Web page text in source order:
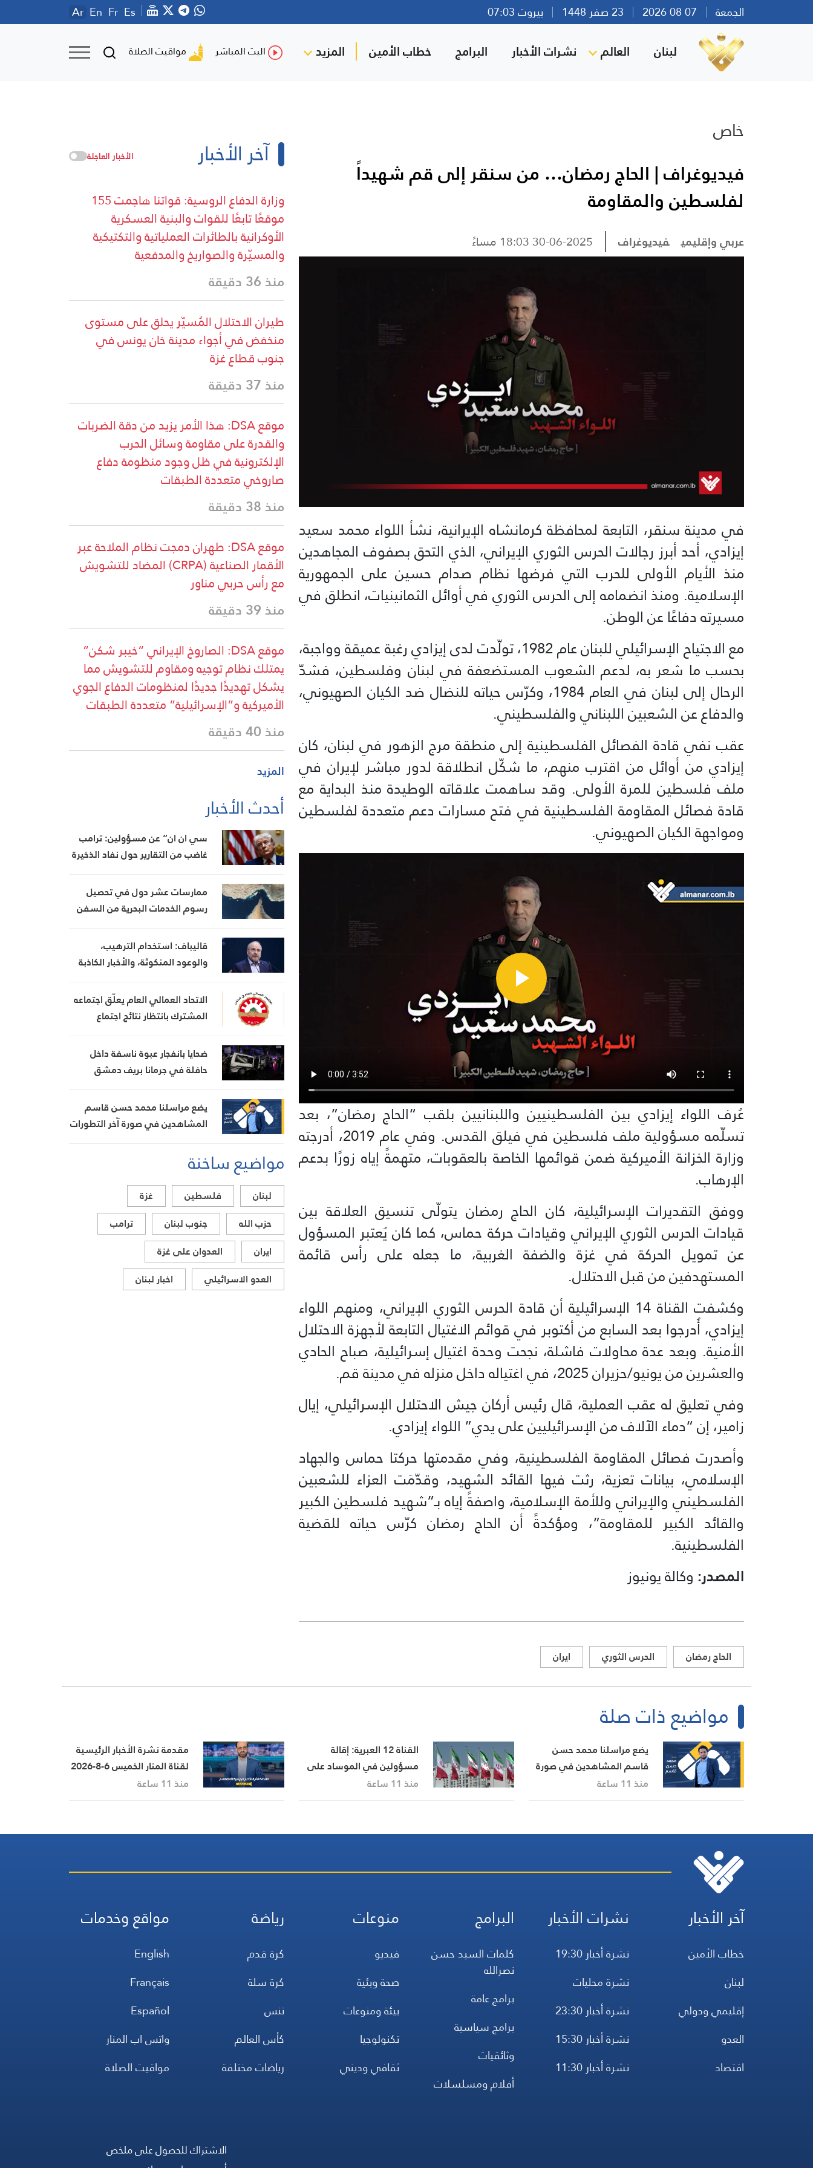
الجمعة بيروت 07:03 Ar En Fr Es
لبنان العالم نشرات الأخبار البرامج خطاب الأمين المزيد البث المباشر مواقيت الصلاة
خاص
فيديوغراف | الحاج رمضان… من سنقر إلى قم شهيداً
لفلسطين والمقاومة
عربي وإقليمي فيديوغراف 30-06-2025 18:03 مساءً
في مدينة سنقر، التابعة لمحافظة كرمانشاه الإيرانية، نشأ اللواء محمد سعيد
إيزادي، أحد أبرز رجالات الحرس الثوري الإيراني، الذي التحق بصفوف المجاهدين
منذ الأيام الأولى للحرب التي فرضها نظام صدام حسين على الجمهورية
الإسلامية. ومنذ انضمامه إلى الحرس الثوري في أوائل الثمانينيات، انطلق في
مسيرته دفاعًا عن الوطن.
مع الاجتياح الإسرائيلي للبنان عام 1982، تولّدت لدى إيزادي رغبة عميقة وواجبة،
بحسب ما شعر به، لدعم الشعوب المستضعفة في لبنان وفلسطين، فشدّ
الرحال إلى لبنان في العام 1984، وكرّس حياته للنضال ضد الكيان الصهيوني،
والدفاع عن الشعبين اللبناني والفلسطيني.
عقب نفي قادة الفصائل الفلسطينية إلى منطقة مرج الزهور في لبنان، كان
إيزادي من أوائل من اقترب منهم، ما شكّل انطلاقة لدور مباشر لإيران في
ملف فلسطين للمرة الأولى. وقد ساهمت علاقاته الوطيدة منذ البداية مع
قادة فصائل المقاومة الفلسطينية في فتح مسارات دعم متعددة لفلسطين
ومواجهة الكيان الصهيوني.
عُرف اللواء إيزادي بين الفلسطينيين واللبنانيين بلقب “الحاج رمضان”، بعد
تسلّمه مسؤولية ملف فلسطين في فيلق القدس. وفي عام 2019، أدرجته
وزارة الخزانة الأميركية ضمن قوائمها الخاصة بالعقوبات، متهمةً إياه زورًا بدعم
الإرهاب.
ووفق التقديرات الإسرائيلية، كان الحاج رمضان يتولّى تنسيق العلاقة بين
قيادات الحرس الثوري الإيراني وقيادات حركة حماس، كما كان يُعتبر المسؤول
عن تمويل الحركة في غزة والضفة الغربية، ما جعله على رأس قائمة
المستهدفين من قبل الاحتلال.
وكشفت القناة 14 الإسرائيلية أن قادة الحرس الثوري الإيراني، ومنهم اللواء
إيزادي، أُدرجوا بعد السابع من أكتوبر في قوائم الاغتيال التابعة لأجهزة الاحتلال
الأمنية. وبعد عدة محاولات فاشلة، نجحت وحدة اغتيال إسرائيلية، صباح الحادي
والعشرين من يونيو/حزيران 2025، في اغتياله داخل منزله في مدينة قم.
وفي تعليق له عقب العملية، قال رئيس أركان جيش الاحتلال الإسرائيلي، إيال
زامير، إن “دماء الآلاف من الإسرائيليين على يدي” اللواء إيزادي.
وأصدرت فصائل المقاومة الفلسطينية، وفي مقدمتها حركتا حماس والجهاد
الإسلامي، بيانات تعزية، رثت فيها القائد الشهيد، وقدّمَت العزاء للشعبين
الفلسطيني والإيراني وللأمة الإسلامية، واصفةً إياه بـ”شهيد فلسطين الكبير
والقائد الكبير للمقاومة”، ومؤكدةً أن الحاج رمضان كرّس حياته للقضية
الفلسطينية.
المصدر: وكالة يونيوز
الحاج رمضان الحرس الثوري ايران
آخر الأخبار الأخبار العاجلة
وزارة الدفاع الروسية: قواتنا هاجمت 155
موقعًا تابعًا للقوات والبنية العسكرية
الأوكرانية بالطائرات العملياتية والتكتيكية
والمسيّرة والصواريخ والمدفعية
منذ 36 دقيقة
طيران الاحتلال المُسيّر يحلق على مستوى
منخفض في أجواء مدينة خان يونس في
جنوب قطاع غزة
منذ 37 دقيقة
موقع DSA: هذا الأمر يزيد من دقة الضربات
والقدرة على مقاومة وسائل الحرب
الإلكترونية في ظل وجود منظومة دفاع
صاروخي متعددة الطبقات
منذ 38 دقيقة
موقع DSA: طهران دمجت نظام الملاحة عبر
الأقمار الصناعية (CRPA) المضاد للتشويش
مع رأس حربي مناور
منذ 39 دقيقة
موقع DSA: الصاروخ الإيراني “خيبر شكن”
يمتلك نظام توجيه ومقاوم للتشويش مما
يشكل تهديدًا جديدًا لمنظومات الدفاع الجوي
الأميركية و”الإسرائيلية” متعددة الطبقات
منذ 40 دقيقة
المزيد
أحدث الأخبار
سي ان ان” عن مسؤولين: ترامب
غاضب من التقارير حول نفاد الذخيرة
المفاوضات
ممارسات عشر دول في تحصيل
رسوم الخدمات البحرية من السفن
قاليباف: استخدام الترهيب،
والوعود المنكوثة، والأخبار الكاذبة
الاتحاد العمالي العام يعلّق اجتماعه
المشترك بانتظار نتائج اجتماع
ضحايا بانفجار عبوة ناسفة داخل
حافلة في جرمانا بريف دمشق
يضع مراسلنا محمد حسن قاسم
المشاهدين في صورة آخر التطورات
المستجدات على الساحتين
السياسية والميدانية، إلى جانب
المواقف الرسمية وأبرز التطورات
ذات الصلة بالشأنين الداخلي
والإقليمي
مواضيع ساخنة
لبنان فلسطين
غزة
حزب الله
جنوب لبنان
ترامب
ايران
العدوان على غزة
العدو الاسرائيلي
اخبار لبنان
مواضيع ذات صلة
يضع مراسلنا محمد حسن
قاسم المشاهدين في صورة
آخر التطورات في إيران،
والميدانية، إلى جانب المواقف
منذ 11 ساعة
القناة 12 العبرية: إقالة
مسؤولين في الموساد على
خلفية فشل خطة لإسقاط
منذ 11 ساعة
مقدمة نشرة الأخبار الرئيسية
لقناة المنار الخميس 6-8-2026
منذ 11 ساعة
آخر الأخبار
خطاب الأمين
لبنان
إقليمي ودولي
العدو
اقتصاد
نشرات الأخبار
نشرة أخبار 19:30
نشرة محليات
نشرة أخبار 23:30
نشرة أخبار 15:30
نشرة أخبار 11:30
البرامج
كلمات السيد حسن
نصرالله
برامج عامة
برامج سياسية
وثائقيات
أفلام ومسلسلات
منوعات
فيديو
صحة وبئية
بيئة ومنوعات
تكنولوجيا
ثقافي وديني
رياضة
كرة قدم
كرة سلة
تنس
كأس العالم
رياضات مختلفة
مواقع وخدمات
English
Français
Español
واتس اب المنار
مواقيت الصلاة
الاشتراك للحصول على ملخص